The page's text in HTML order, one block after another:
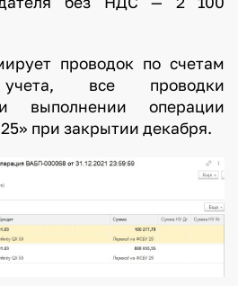
проводок по счетам
учета, все проводки
выполнении операции
при закрытии декабря.